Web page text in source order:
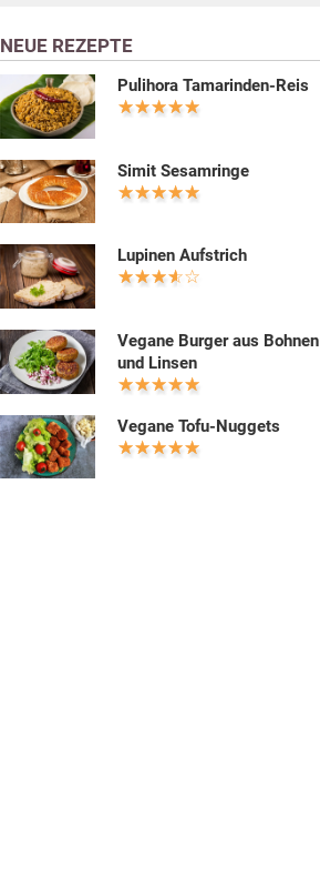
NEUE REZEPTE
Pulihora Tamarinden-Reis
Simit Sesamringe
Lupinen Aufstrich
Vegane Burger aus Bohnen
und Linsen
Vegane Tofu-Nuggets